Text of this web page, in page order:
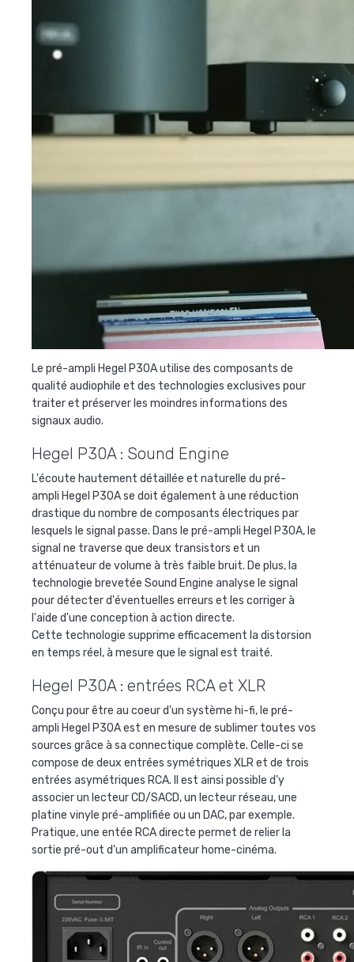
Le pré-ampli Hegel P30A utilise des composants de
qualité audiophile et des technologies exclusives pour
traiter et préserver les moindres informations des
signaux audio.
Hegel P30A : Sound Engine
L'écoute hautement détaillée et naturelle du pré-
ampli Hegel P30A se doit également à une réduction
drastique du nombre de composants électriques par
lesquels le signal passe. Dans le pré-ampli Hegel P30A, le
signal ne traverse que deux transistors et un
atténuateur de volume à très faible bruit. De plus, la
technologie brevetée Sound Engine analyse le signal
pour détecter d'éventuelles erreurs et les corriger à
l'aide d'une conception à action directe.
Cette technologie supprime efficacement la distorsion
en temps réel, à mesure que le signal est traité.
Hegel P30A : entrées RCA et XLR
Conçu pour être au coeur d'un système hi-fi, le pré-
ampli Hegel P30A est en mesure de sublimer toutes vos
sources grâce à sa connectique complète. Celle-ci se
compose de deux entrées symétriques XLR et de trois
entrées asymétriques RCA. Il est ainsi possible d'y
associer un lecteur CD/SACD, un lecteur réseau, une
platine vinyle pré-amplifiée ou un DAC, par exemple.
Pratique, une entée RCA directe permet de relier la
sortie pré-out d'un amplificateur home-cinéma.